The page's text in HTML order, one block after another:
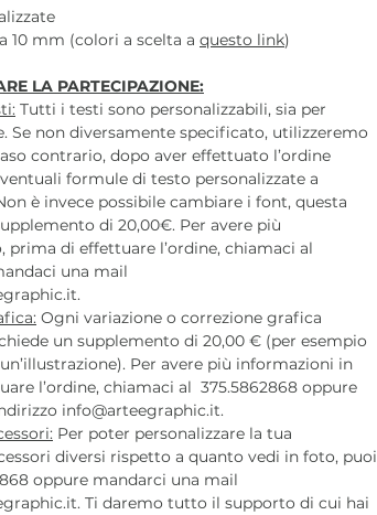
10 mm (colori a scelta a questo link)
LA PARTECIPAZIONE:
Tutti i testi sono personalizzabili, sia per
Se non diversamente specificato, utilizzeremo
contrario, dopo aver effettuato l’ordine
formule di testo personalizzate a
è invece possibile cambiare i font, questa
di 20,00€. Per avere più
di effettuare l’ordine, chiamaci al
una mail
Ogni variazione o correzione grafica
un supplemento di 20,00 € (per esempio
Per avere più informazioni in
l’ordine, chiamaci al 375.5862868 oppure
info@arteegraphic.it.
Per poter personalizzare la tua
diversi rispetto a quanto vedi in foto, puoi
oppure mandarci una mail
Ti daremo tutto il supporto di cui hai